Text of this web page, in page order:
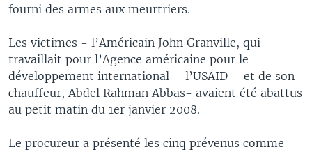
fourni des armes aux meurtriers.
Les victimes - l’Américain John Granville, qui
travaillait pour l’Agence américaine pour le
développement international – l’USAID – et de son
chauffeur, Abdel Rahman Abbas- avaient été abattus
au petit matin du 1er janvier 2008.
Le procureur a présenté les cinq prévenus comme